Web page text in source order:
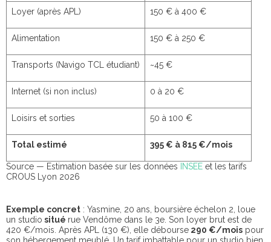
Loyer (après APL) 150 € à 400 €
Alimentation 150 € à 250 €
Transports (Navigo TCL étudiant) ~45 €
Internet (si non inclus) 0 à 20 €
Loisirs et sorties 50 à 100 €
Total estimé 395 € à 815 €/mois
Source — Estimation basée sur les données INSEE et les tarifs
CROUS Lyon 2026
Exemple concret : Yasmine, 20 ans, boursière échelon 2, loue
un studio situé rue Vendôme dans le 3e. Son loyer brut est de
420 €/mois. Après APL (130 €), elle débourse 290 €/mois pour